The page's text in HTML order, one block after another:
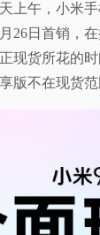
上午，小米
26日首销，
现货所花的
版不在现货范